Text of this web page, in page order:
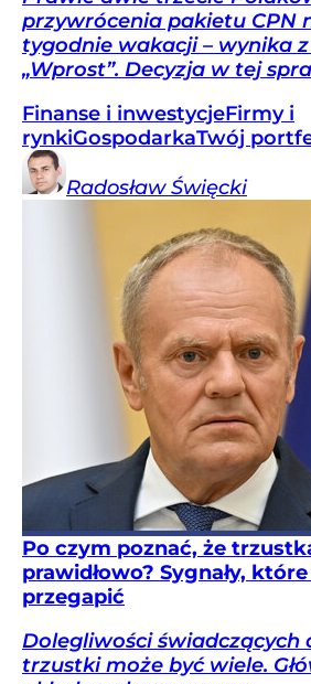
przywrócenia pakietu CPN
tygodnie wakacji – wynika
„Wprost”. Decyzja w tej
Finanse i inwestycjeFirmy i
rynkiGospodarkaTwój
Radosław Święcki
Po czym poznać, że
prawidłowo? Sygnały,
przegapić
Dolegliwości świadczących
trzustki może być wiele.